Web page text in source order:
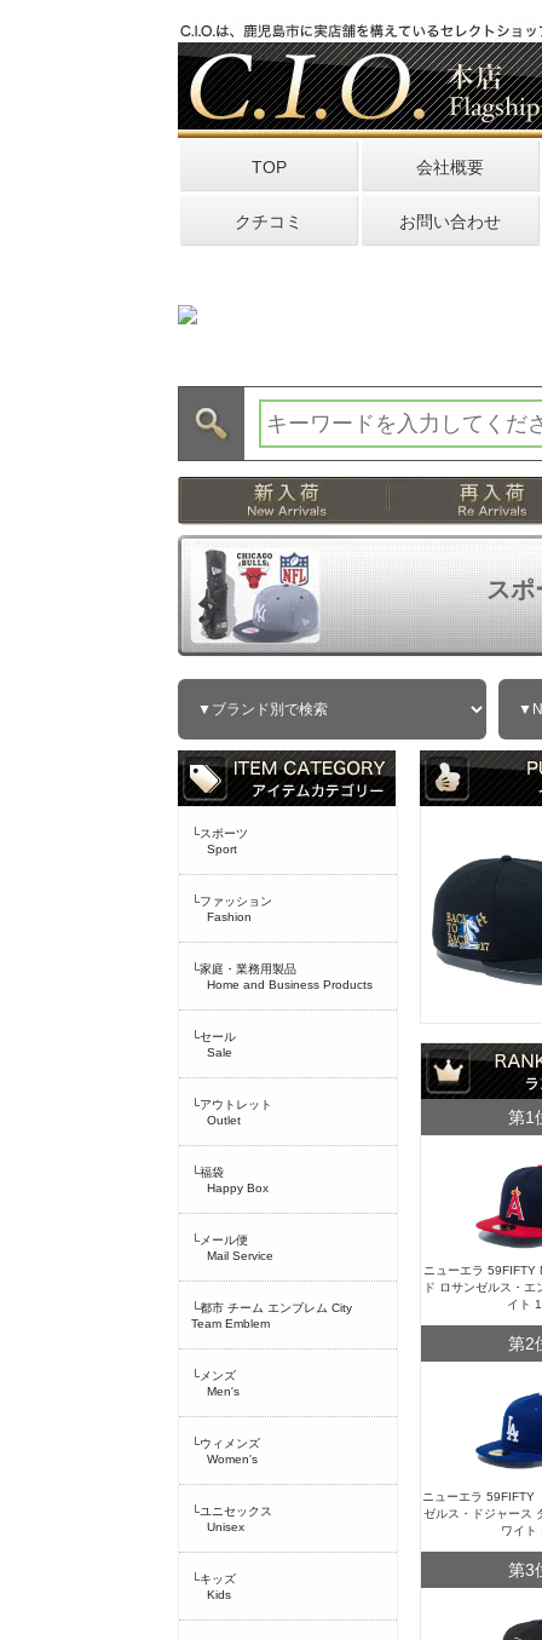
TOP 会社概要
クチコミ お問い合わせ
スポ
└スポーツ
Sport
└ファッション
Fashion
└家庭・業務用製品
Home and Business Products
└セール
Sale
└アウトレット
Outlet
└福袋
Happy Box
└メール便
Mail Service
└都市 チーム エンブレム City
Team Emblem
└メンズ
Men's
└ウィメンズ
Women's
└ユニセックス
Unisex
└キッズ
Kids
第1
ニューエラ 59FIFTY
ド ロサンゼルス・エ
イト
第2
ニューエラ 59FIFTY
ゼルス・ドジャース
ワイト
第3